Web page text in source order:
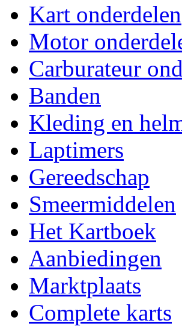
Kart onderdelen
Motor
Carburateur
Banden
Kleding en
Laptimers
Gereedschap
Smeermiddelen
Het Kartboek
Aanbiedingen
Marktplaats
Complete karts